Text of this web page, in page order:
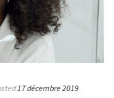
17 décembre 2019